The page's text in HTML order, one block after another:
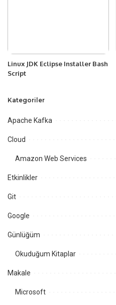
Linux JDK Eclipse Installer Bash
Script
Kategoriler
Apache Kafka
Cloud
Amazon Web Services
Etkinlikler
Git
Google
Günlüğüm
Okuduğum Kitaplar
Makale
Microsoft